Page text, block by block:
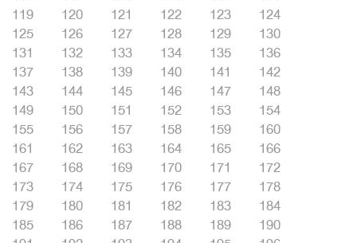
119
120 121 122 123
124
125
126 127 128 129
130
131
132 133 134 135
136
137
138 139 140 141
142
143
144 145 146 147
148
149
150 151 152 153
154
155
156 157 158 159
160
161
162 163 164 165
166
167
168 169 170 171
172
173
174 175 176 177
178
179
180 181 182 183
184
185
186 187 188 189
190